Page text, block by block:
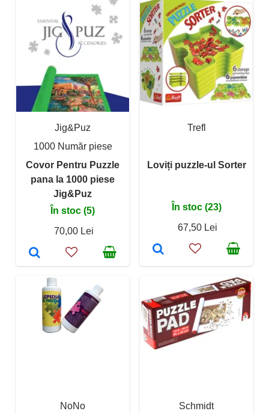
Jig&Puz
1000 Număr piese
Covor Pentru Puzzle
pana la 1000 piese
Jig&Puz
În stoc (5)
70,00 Lei
Trefl
Loviți puzzle-ul Sorter
În stoc (23)
67,50 Lei
NoNo
Schmidt